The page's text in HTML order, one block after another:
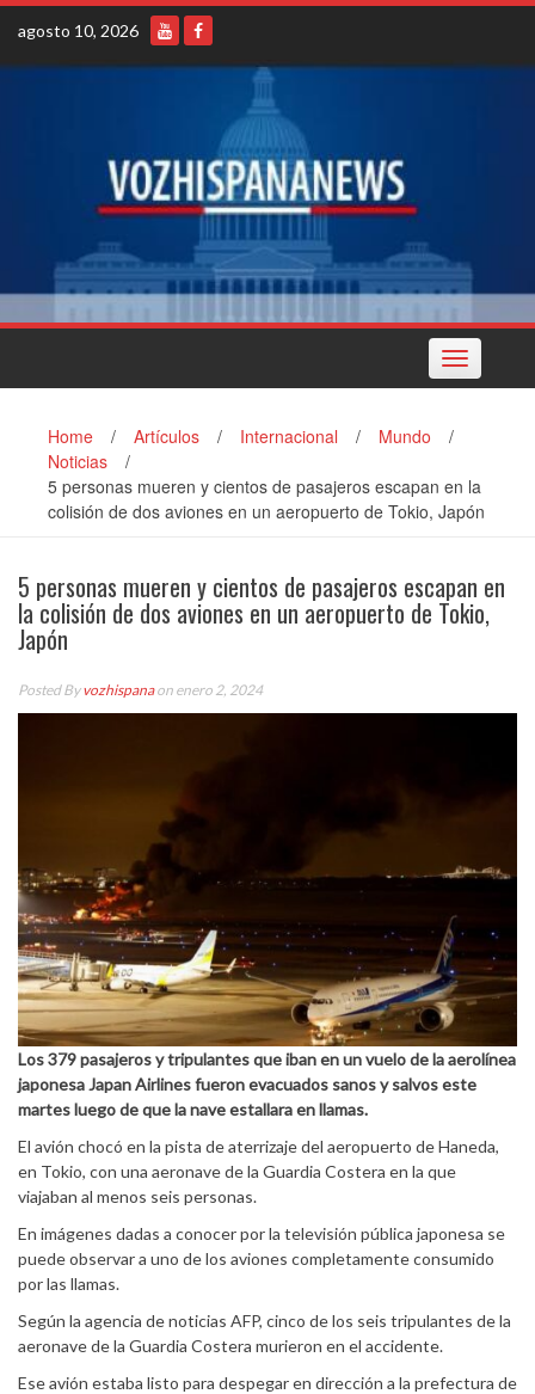
Skip
content
agosto 10, 2026
Toggle
navigation
Home / Artículos / Internacional / Mundo
/
Noticias
/
5 personas mueren y cientos de pasajeros escapan en la
colisión de dos aviones en un aeropuerto de Tokio, Japón
5 personas mueren y cientos de pasajeros escapan en
la colisión de dos aviones en un aeropuerto de Tokio,
Japón
Posted Byvozhispanaon enero 2, 2024
Los 379 pasajeros y tripulantes que iban en un vuelo de la aerolínea
japonesa Japan Airlines fueron evacuados sanos y salvos este
martes luego de que la nave estallara en llamas.
El avión chocó en la pista de aterrizaje del aeropuerto de Haneda,
en Tokio, con una aeronave de la Guardia Costera en la que
viajaban al menos seis personas.
En imágenes dadas a conocer por la televisión pública japonesa se
puede observar a uno de los aviones completamente consumido
por las llamas.
Según la agencia de noticias AFP, cinco de los seis tripulantes de la
aeronave de la Guardia Costera murieron en el accidente.
Ese avión estaba listo para despegar en dirección a la prefectura de